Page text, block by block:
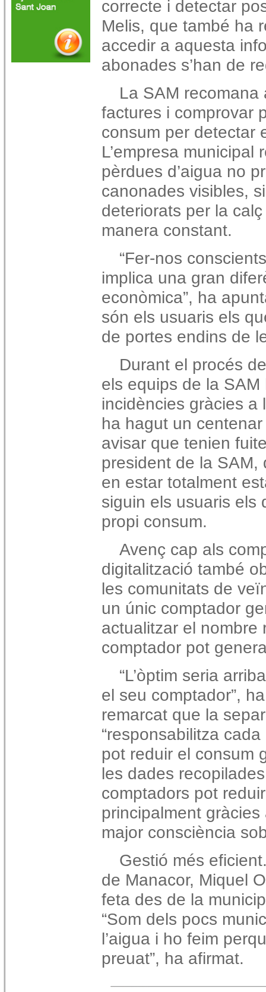
correcte i detectar
Melis, que també ha
accedir a aquesta
abonades s’han de
La SAM
factures i comprovar
consum per detectar
L’empresa
pèrdues d’aigua no
canonades visibles,
deteriorats per la
manera constant.
“Fer-nos
implica una gran
econòmica”, ha
són els usuaris els
de portes endins de
Durant el procés
els equips de la
incidències gràcies a
ha hagut un
avisar que tenien
president de la SAM,
en estar totalment
siguin els usuaris els
propi consum.
Avenç cap als
digitalització també
les comunitats de
un únic comptador
actualitzar el nombre
comptador pot
“L’òptim seria
el seu comptador”,
remarcat que la
“responsabilitza
pot reduir el consum
les dades
comptadors pot
principalment
major consciència
Gestió més
de Manacor, Miquel
feta des de la
“Som dels pocs
l’aigua i ho feim
preuat”, ha afirmat.